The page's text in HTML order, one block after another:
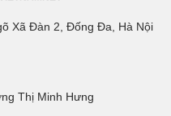
Xã Đàn 2, Đống Đa, Hà Nội
Thị Minh Hưng